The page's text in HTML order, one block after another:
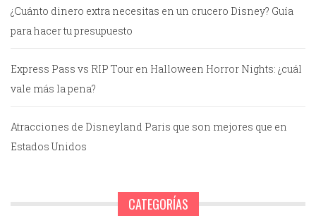
¿Cuánto dinero extra necesitas en un crucero Disney? Guía
para hacer tu presupuesto
Express Pass vs RIP Tour en Halloween Horror Nights: ¿cuál
vale más la pena?
Atracciones de Disneyland Paris que son mejores que en
Estados Unidos
CATEGORÍAS